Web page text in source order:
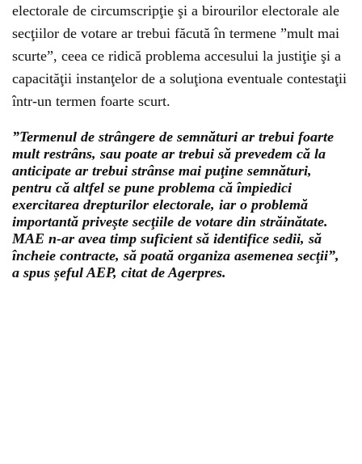
electorale de circumscripţie şi a birourilor electorale ale
secţiilor de votare ar trebui făcută în termene ”mult mai
scurte”, ceea ce ridică problema accesului la justiţie şi a
capacităţii instanţelor de a soluţiona eventuale contestaţii
într-un termen foarte scurt.
”Termenul de strângere de semnături ar trebui foarte
mult restrâns, sau poate ar trebui să prevedem că la
anticipate ar trebui strânse mai puţine semnături,
pentru că altfel se pune problema că împiedici
exercitarea drepturilor electorale, iar o problemă
importantă priveşte secţiile de votare din străinătate.
MAE n-ar avea timp suficient să identifice sedii, să
încheie contracte, să poată organiza asemenea secţii”,
a spus șeful AEP, citat de Agerpres.